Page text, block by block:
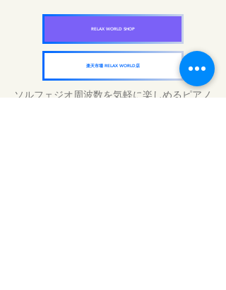
RELAX WORLD SHOP
楽天市場 RELAX WORLD店
ソルフェジオ周波数を気軽に楽しめるピアノ